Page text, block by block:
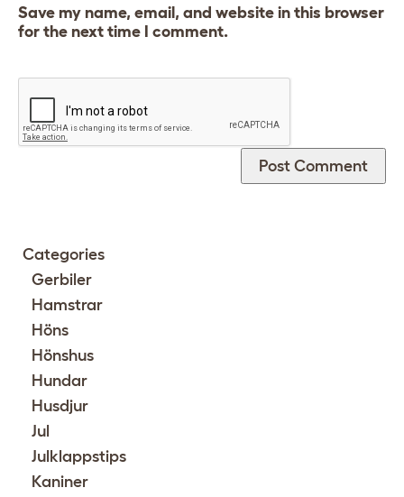
Save my name, email, and website in this browser
for the next time I comment.
Categories
Gerbiler
Hamstrar
Höns
Hönshus
Hundar
Husdjur
Jul
Julklappstips
Kaniner